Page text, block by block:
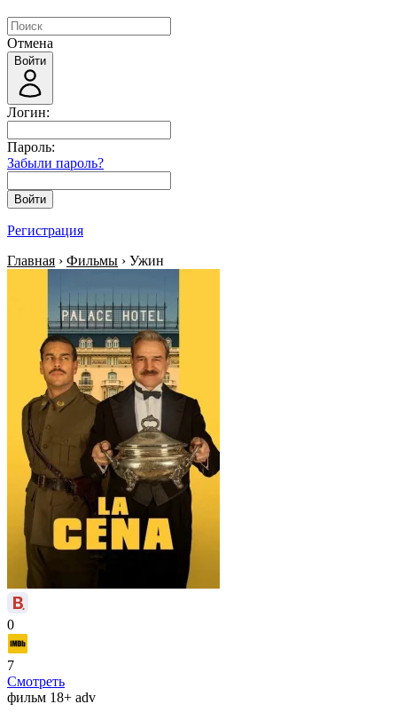
Отмена
Войти
Логин:
Пароль:
Забыли пароль?
Войти
Регистрация
Главная › Фильмы › Ужин
0
7
Смотреть
фильм 18+ adv